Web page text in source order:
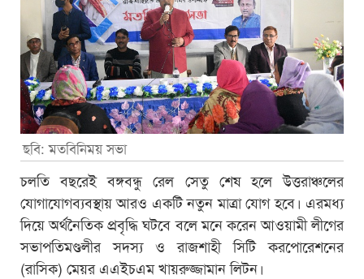
ছবি: মতবিনিময় সভা
চলতি বছরেই বঙ্গবন্ধু রেল সেতু শেষ হলে উত্তরাঞ্চলের
যোগাযোগব্যবস্থায় আরও একটি নতুন মাত্রা যোগ হবে। এরমধ্য
দিয়ে অর্থনৈতিক প্রবৃদ্ধি ঘটবে বলে মনে করেন আওয়ামী লীগের
সভাপতিমণ্ডলীর সদস্য ও রাজশাহী সিটি করপোরেশনের
(রাসিক) মেয়র এএইচএম খায়রুজ্জামান লিটন।